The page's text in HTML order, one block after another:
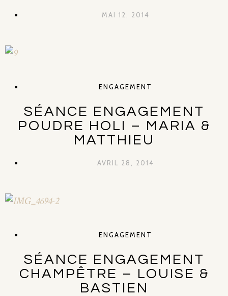
MAI 12, 2014
ENGAGEMENT
SÉANCE ENGAGEMENT
POUDRE HOLI – MARIA &
MATTHIEU
AVRIL 28, 2014
ENGAGEMENT
SÉANCE ENGAGEMENT
CHAMPÊTRE – LOUISE &
BASTIEN